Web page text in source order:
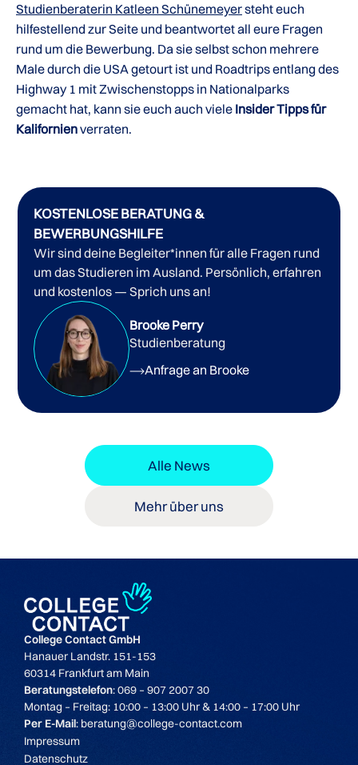
Studienberaterin Katleen Schünemeyersteht euch
hilfestellend zur Seite und beantwortet all eure Fragen
rund um die Bewerbung. Da sie selbst schon mehrere
Male durch die USA getourt ist und Roadtrips entlang des
Highway 1 mit Zwischenstopps in Nationalparks
gemacht hat, kann sie euch auch viele Insider Tipps für
Kalifornienverraten.
KOSTENLOSE BERATUNG &
BEWERBUNGSHILFE
Wir sind deine Begleiter*innen für alle Fragen rund
um das Studieren im Ausland. Persönlich, erfahren
und kostenlos — Sprich uns an!
Brooke Perry
Studienberatung
Anfrage an Brooke
Alle News
Mehr über uns
College Contact GmbH
Hanauer Landstr. 151-153
60314 Frankfurt am Main
Beratungstelefon: 069 – 907 2007 30
Montag – Freitag: 10:00 – 13:00 Uhr & 14:00 – 17:00 Uhr
Per E-Mail: beratung@college-contact.com
Impressum
Datenschutz